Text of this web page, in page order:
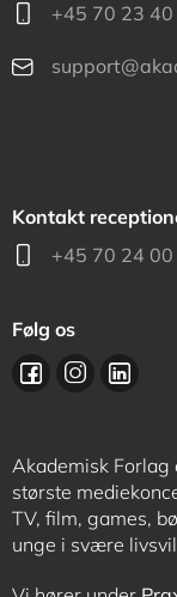
+45 70 23 40
Kontakt
+45 70 24 00
Følg os
Akademisk Forlag
største
TV, film, games,
unge i svære